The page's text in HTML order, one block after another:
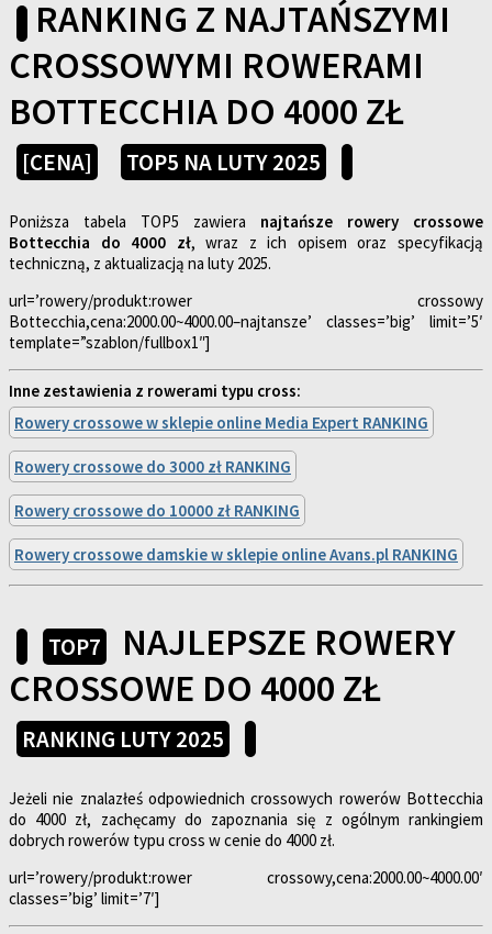
RANKING Z NAJTAŃSZYMI
CROSSOWYMI ROWERAMI
BOTTECCHIA DO 4000 ZŁ
[CENA] TOP5 NA LUTY 2025
Poniższa tabela TOP5 zawiera najtańsze rowery crossowe
Bottecchia do 4000 zł, wraz z ich opisem oraz specyfikacją
techniczną, z aktualizacją na luty 2025.
url=’rowery/produkt:rower crossowy
Bottecchia,cena:2000.00~4000.00–najtansze’ classes=’big’ limit=’5′
template=”szablon/fullbox1″]
Inne zestawienia z rowerami typu cross:
Rowery crossowe w sklepie online Media Expert RANKING
Rowery crossowe do 3000 zł RANKING
Rowery crossowe do 10000 zł RANKING
Rowery crossowe damskie w sklepie online Avans.pl RANKING
TOP7
NAJLEPSZE ROWERY
CROSSOWE DO 4000 ZŁ
RANKING LUTY 2025
Jeżeli nie znalazłeś odpowiednich crossowych rowerów Bottecchia
do 4000 zł, zachęcamy do zapoznania się z ogólnym rankingiem
dobrych rowerów typu cross w cenie do 4000 zł.
url=’rowery/produkt:rower crossowy,cena:2000.00~4000.00′
classes=’big’ limit=’7′]